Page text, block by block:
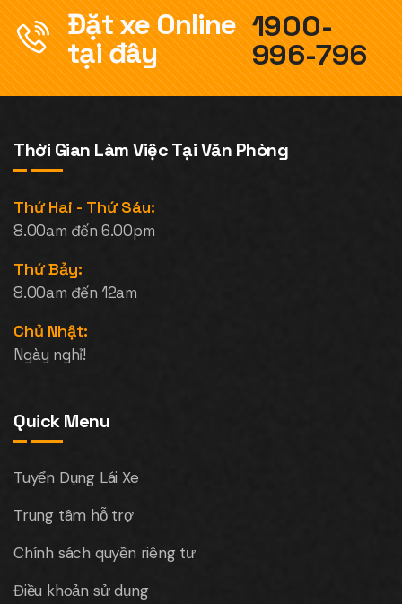
Đặt xe Online
tại đây
1900-
996-796
Thời Gian Làm Việc Tại Văn Phòng
Thứ Hai - Thứ Sáu:
8.00am đến 6.00pm
Thứ Bảy:
8.00am đến 12am
Chủ Nhật:
Ngày nghỉ!
Quick Menu
Tuyển Dụng Lái Xe
Trung tâm hỗ trợ
Chính sách quyền riêng tư
Điều khoản sử dụng